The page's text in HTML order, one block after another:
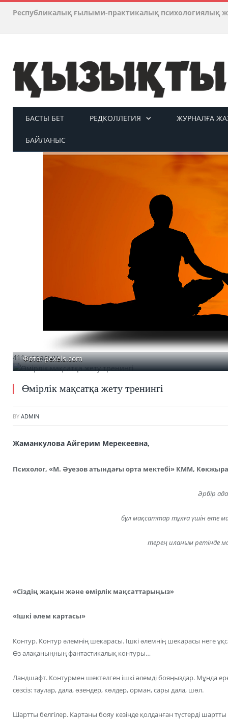
Республикалық ғылыми-практикалық психологиялық
БАСТЫ БЕТ РЕДКОЛЛЕГИЯ ЖУРНАЛҒА
БАЙЛАНЫС
411 қаралым
Фото: pexels.com
Өмірлік мақсатқа жету тренингі
BY ADMIN
Жаманкулова Айгерим Мерекеевна,
Психолог, «М. Әуезов атындағы орта мектебі» КММ,
Әрбір
бұл мақсаттар тұлға үшін өте
терең иланым ретінде
«Сіздің жақын және өмірлік мақсаттарыңыз»
«Ішкі әлем картасы»
Контур. Контур әлемнің шекарасы. Ішкі әлемнің шекарасы неге
Өз алақаныңның фантастикалық контуры…
Ландшафт. Контурмен шектелген ішкі әлемді бояңыздар. Мұнда
сөзсіз: таулар, дала, өзендер, көлдер, орман, сары дала, шөл.
Шартты белгілер. Картаны бояу кезінде қолданған түстерді